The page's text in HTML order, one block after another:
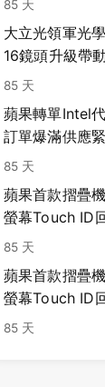
85 天
大立光領軍光
16鏡頭升級帶
85 天
蘋果轉單Intel
訂單爆滿供應
85 天
蘋果首款摺疊
螢幕Touch ID
85 天
蘋果首款摺疊
螢幕Touch ID
85 天